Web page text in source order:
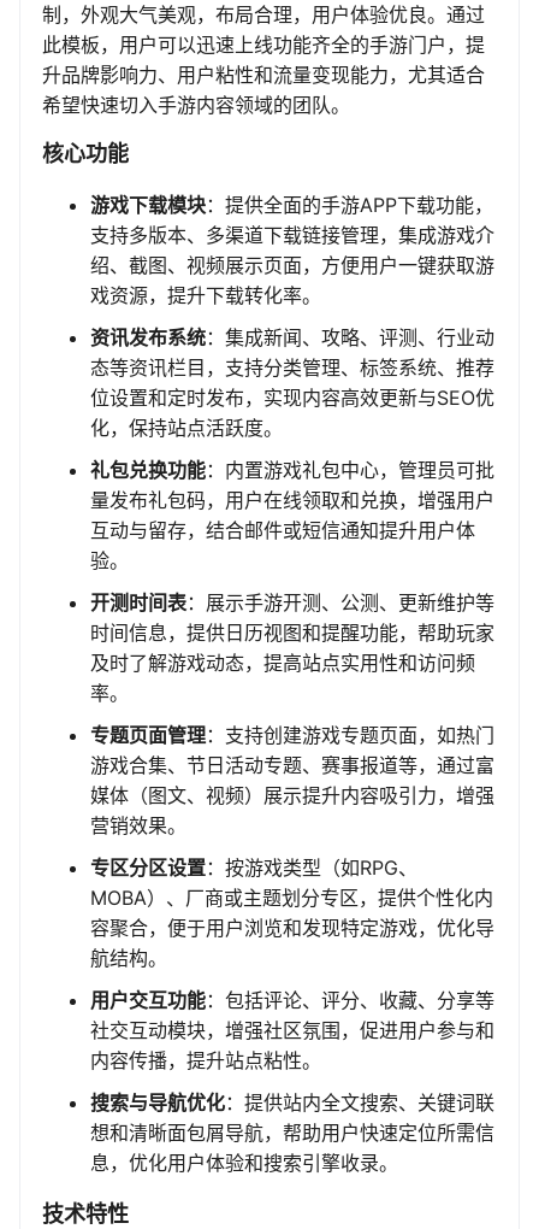
制，外观大气美观，布局合理，用户体验优良。通过
此模板，用户可以迅速上线功能齐全的手游门户，提
升品牌影响力、用户粘性和流量变现能力，尤其适合
希望快速切入手游内容领域的团队。
核心功能
游戏下载模块：提供全面的手游APP下载功能，
支持多版本、多渠道下载链接管理，集成游戏介
绍、截图、视频展示页面，方便用户一键获取游
戏资源，提升下载转化率。
资讯发布系统：集成新闻、攻略、评测、行业动
态等资讯栏目，支持分类管理、标签系统、推荐
位设置和定时发布，实现内容高效更新与SEO优
化，保持站点活跃度。
礼包兑换功能：内置游戏礼包中心，管理员可批
量发布礼包码，用户在线领取和兑换，增强用户
互动与留存，结合邮件或短信通知提升用户体
验。
开测时间表：展示手游开测、公测、更新维护等
时间信息，提供日历视图和提醒功能，帮助玩家
及时了解游戏动态，提高站点实用性和访问频
率。
专题页面管理：支持创建游戏专题页面，如热门
游戏合集、节日活动专题、赛事报道等，通过富
媒体（图文、视频）展示提升内容吸引力，增强
营销效果。
专区分区设置：按游戏类型（如RPG、
MOBA）、厂商或主题划分专区，提供个性化内
容聚合，便于用户浏览和发现特定游戏，优化导
航结构。
用户交互功能：包括评论、评分、收藏、分享等
社交互动模块，增强社区氛围，促进用户参与和
内容传播，提升站点粘性。
搜索与导航优化：提供站内全文搜索、关键词联
想和清晰面包屑导航，帮助用户快速定位所需信
息，优化用户体验和搜索引擎收录。
技术特性